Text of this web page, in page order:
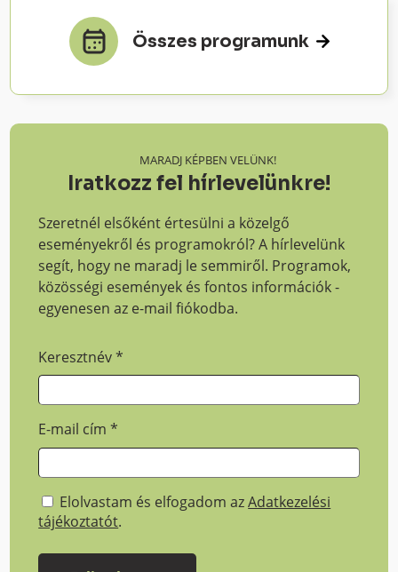
Összes programunk
MARADJ KÉPBEN VELÜNK!
Iratkozz fel hírlevelünkre!
Szeretnél elsőként értesülni a közelgő
eseményekről és programokról? A hírlevelünk
segít, hogy ne maradj le semmiről. Programok,
közösségi események és fontos információk -
egyenesen az e-mail fiókodba.
Keresztnév*
E-mail cím*
Elolvastam és elfogadom azAdatkezelési
tájékoztatót.